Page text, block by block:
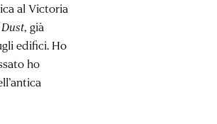
al Victoria
, già
edifici. Ho
ho